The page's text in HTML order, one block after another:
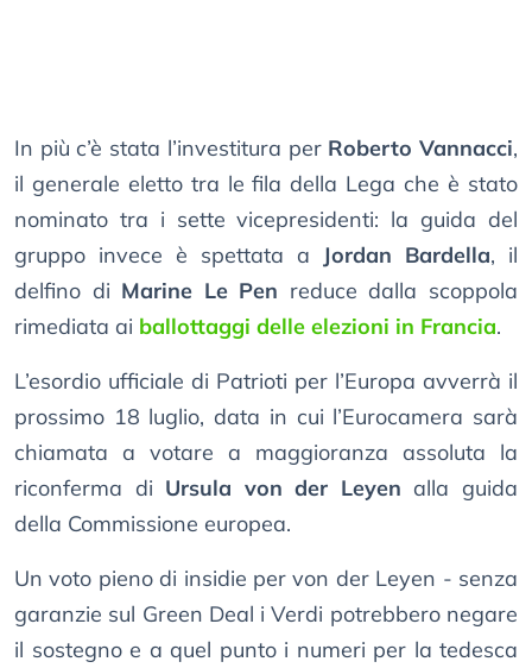
In più c’è stata l’investitura per Roberto Vannacci,
il generale eletto tra le fila della Lega che è stato
nominato tra i sette vicepresidenti: la guida del
gruppo invece è spettata a Jordan Bardella, il
delfino di Marine Le Pen reduce dalla scoppola
rimediata ai ballottaggi delle elezioni in Francia.
L’esordio ufficiale di Patrioti per l’Europa avverrà il
prossimo 18 luglio, data in cui l’Eurocamera sarà
chiamata a votare a maggioranza assoluta la
riconferma di Ursula von der Leyen alla guida
della Commissione europea.
Un voto pieno di insidie per von der Leyen - senza
garanzie sul Green Deal i Verdi potrebbero negare
il sostegno e a quel punto i numeri per la tedesca